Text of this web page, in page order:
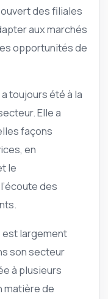
des filiales
aux marchés
opportunités de
toujours été à la
Elle a
façons
en
le
des
est largement
son secteur
à plusieurs
matière de